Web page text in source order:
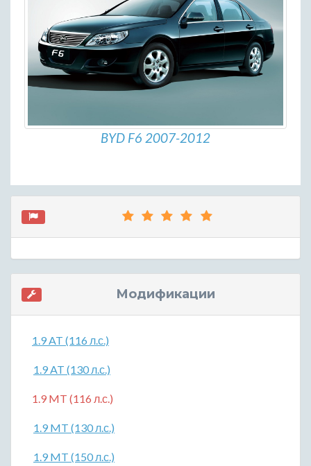
BYD F6 2007-2012
Модификации
1.9 AT (116 л.с.)
1.9 AT (130 л.с.)
1.9 MT (116 л.с.)
1.9 MT (130 л.с.)
1.9 MT (150 л.с.)